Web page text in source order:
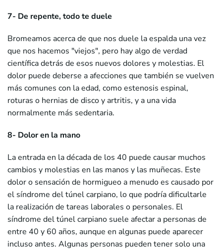
7- De repente, todo te duele
Bromeamos acerca de que nos duele la espalda una vez
que nos hacemos "viejos", pero hay algo de verdad
científica detrás de esos nuevos dolores y molestias. El
dolor puede deberse a afecciones que también se vuelven
más comunes con la edad, como estenosis espinal,
roturas o hernias de disco y artritis, y a una vida
normalmente más sedentaria.
8- Dolor en la mano
La entrada en la década de los 40 puede causar muchos
cambios y molestias en las manos y las muñecas. Este
dolor o sensación de hormigueo a menudo es causado por
el síndrome del túnel carpiano, lo que podría dificultarle
la realización de tareas laborales o personales. El
síndrome del túnel carpiano suele afectar a personas de
entre 40 y 60 años, aunque en algunas puede aparecer
incluso antes. Algunas personas pueden tener solo una